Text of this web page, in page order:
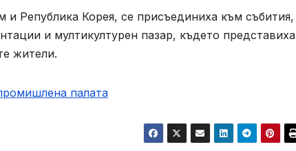
Република Корея, се присъединиха към събития,
и мултикултурен пазар, където представиха
жители.
палaта